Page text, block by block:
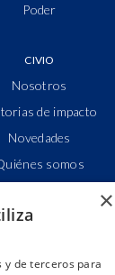
Poder
CIVIO
Nosotros
de impacto
Novedades
somos
y redes
Impacto
×
y de terceros para